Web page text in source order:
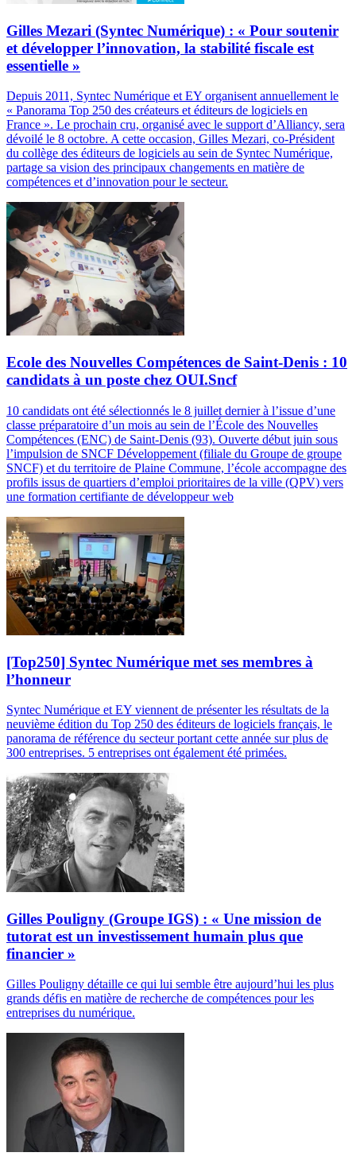
Gilles Mezari (Syntec Numérique) : « Pour soutenir
et développer l’innovation, la stabilité fiscale est
essentielle »
Depuis 2011, Syntec Numérique et EY organisent annuellement le
« Panorama Top 250 des créateurs et éditeurs de logiciels en
France ». Le prochain cru, organisé avec le support d’Alliancy, sera
dévoilé le 8 octobre. A cette occasion, Gilles Mezari, co-Président
du collège des éditeurs de logiciels au sein de Syntec Numérique,
partage sa vision des principaux changements en matière de
compétences et d’innovation pour le secteur.
Ecole des Nouvelles Compétences de Saint-Denis : 10
candidats à un poste chez OUI.Sncf
10 candidats ont été sélectionnés le 8 juillet dernier à l’issue d’une
classe préparatoire d’un mois au sein de l’École des Nouvelles
Compétences (ENC) de Saint-Denis (93). Ouverte début juin sous
l’impulsion de SNCF Développement (filiale du Groupe de groupe
SNCF) et du territoire de Plaine Commune, l’école accompagne des
profils issus de quartiers d’emploi prioritaires de la ville (QPV) vers
une formation certifiante de développeur web
[Top250] Syntec Numérique met ses membres à
l’honneur
Syntec Numérique et EY viennent de présenter les résultats de la
neuvième édition du Top 250 des éditeurs de logiciels français, le
panorama de référence du secteur portant cette année sur plus de
300 entreprises. 5 entreprises ont également été primées.
Gilles Pouligny (Groupe IGS) : « Une mission de
tutorat est un investissement humain plus que
financier »
Gilles Pouligny détaille ce qui lui semble être aujourd’hui les plus
grands défis en matière de recherche de compétences pour les
entreprises du numérique.